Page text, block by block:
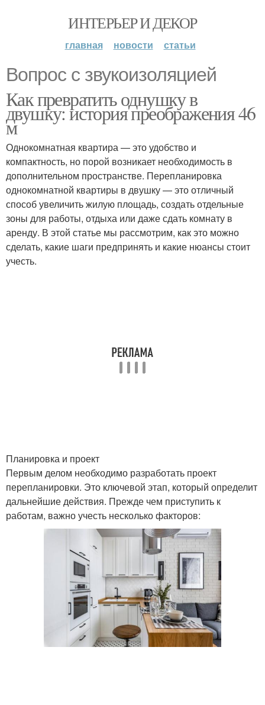
ИНТЕРЬЕР И ДЕКОР
главная новости статьи
Вопрос с звукоизоляцией
Как превратить однушку в
двушку: история преображения 46
м
Однокомнатная квартира — это удобство и
компактность, но порой возникает необходимость в
дополнительном пространстве. Перепланировка
однокомнатной квартиры в двушку — это отличный
способ увеличить жилую площадь, создать отдельные
зоны для работы, отдыха или даже сдать комнату в
аренду. В этой статье мы рассмотрим, как это можно
сделать, какие шаги предпринять и какие нюансы стоит
учесть.
Планировка и проект
Первым делом необходимо разработать проект
перепланировки. Это ключевой этап, который определит
дальнейшие действия. Прежде чем приступить к
работам, важно учесть несколько факторов: